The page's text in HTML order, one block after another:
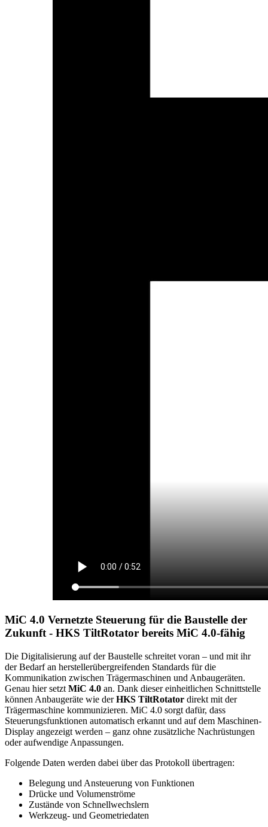
MiC 4.0 Vernetzte Steuerung für die Baustelle der
Zukunft - HKS TiltRotator bereits MiC 4.0-fähig
Die Digitalisierung auf der Baustelle schreitet voran – und mit ihr
der Bedarf an herstellerübergreifenden Standards für die
Kommunikation zwischen Trägermaschinen und Anbaugeräten.
Genau hier setzt MiC 4.0 an. Dank dieser einheitlichen Schnittstelle
können Anbaugeräte wie derHKS TiltRotator direkt mit der
Trägermaschine kommunizieren. MiC 4.0 sorgt dafür, dass
Steuerungsfunktionen automatisch erkannt und auf dem Maschinen-
Display angezeigt werden – ganz ohne zusätzliche Nachrüstungen
oder aufwendige Anpassungen.
Folgende Daten werden dabei über das Protokoll übertragen:
Belegung und Ansteuerung von Funktionen
Drücke und Volumenströme
Zustände von Schnellwechslern
Werkzeug- und Geometriedaten